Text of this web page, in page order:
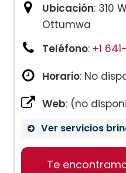
Ubicación: 310
Ottumwa
Teléfono: +1
Horario: No
Web: (no
Ver servicios
Te